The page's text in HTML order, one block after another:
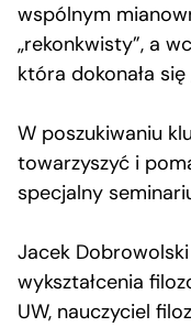
wspólnym
„rekonkwisty”, a
która dokonała
W poszukiwaniu
towarzyszyć i
specjalny
Jacek
wykształcenia
UW, nauczyciel